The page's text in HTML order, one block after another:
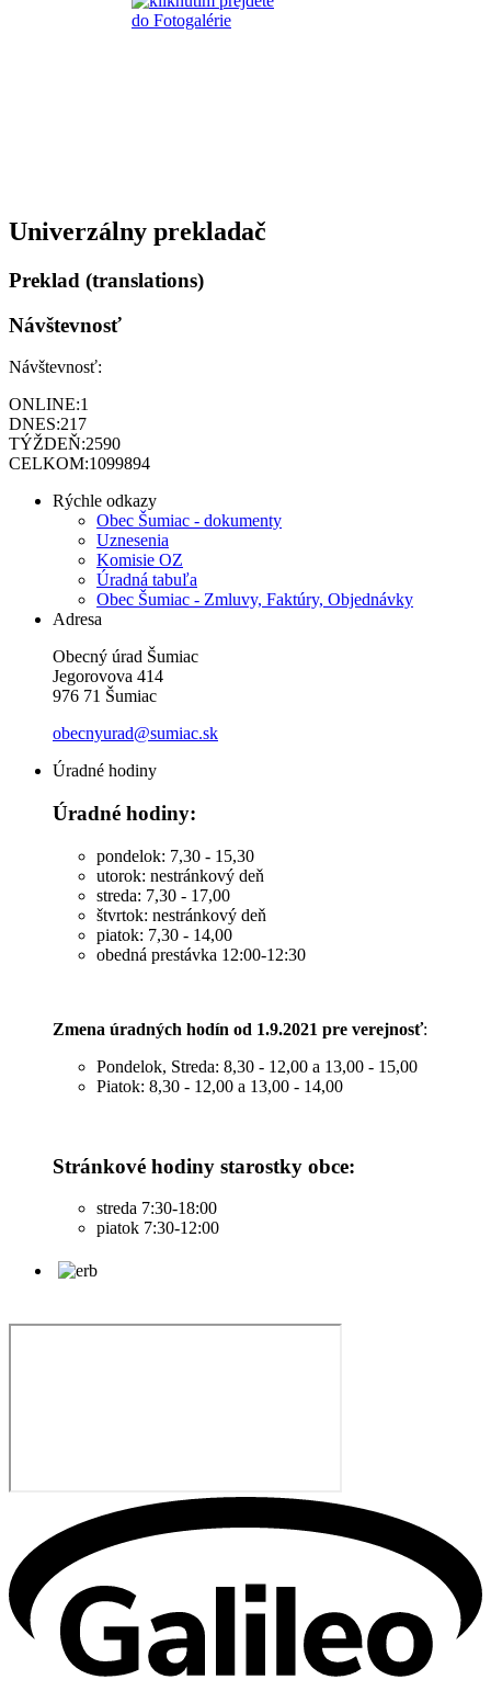
Univerzálny prekladač
Preklad (translations)
Návštevnosť
Návštevnosť:
ONLINE:1
DNES:217
TÝŽDEŇ:2590
CELKOM:1099894
Rýchle odkazy
Obec Šumiac - dokumenty
Uznesenia
Komisie OZ
Úradná tabuľa
Obec Šumiac - Zmluvy, Faktúry, Objednávky
Adresa
Obecný úrad Šumiac
Jegorovova 414
976 71 Šumiac
obecnyurad@sumiac.sk
Úradné hodiny
Úradné hodiny:
pondelok: 7,30 - 15,30
utorok: nestránkový deň
streda: 7,30 - 17,00
štvrtok: nestránkový deň
piatok: 7,30 - 14,00
obedná prestávka 12:00-12:30
Zmena úradných hodín od 1.9.2021 pre verejnosť:
Pondelok, Streda: 8,30 - 12,00 a 13,00 - 15,00
Piatok: 8,30 - 12,00 a 13,00 - 14,00
Stránkové hodiny starostky obce:
streda 7:30-18:00
piatok 7:30-12:00